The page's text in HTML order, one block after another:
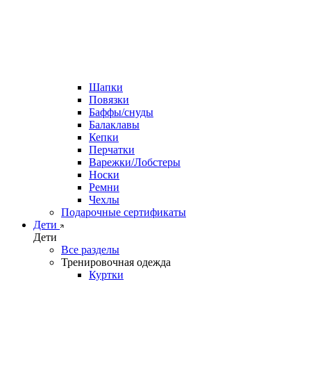
Шапки
Повязки
Баффы/снуды
Балаклавы
Кепки
Перчатки
Варежки/Лобстеры
Носки
Ремни
Чехлы
Подарочные сертификаты
Дети
Дети
Все разделы
Тренировочная одежда
Куртки